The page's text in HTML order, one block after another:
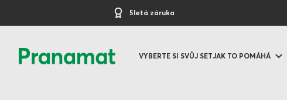
5letá záruka
VYBERTE SI SVŮJ SETJAK TO POMÁHÁ